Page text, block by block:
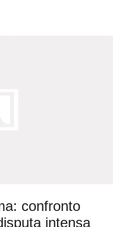
confronto
intensa